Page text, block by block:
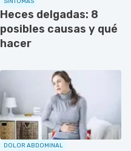
Heces delgadas: 8
posibles causas y qué
hacer
DOLOR ABDOMINAL